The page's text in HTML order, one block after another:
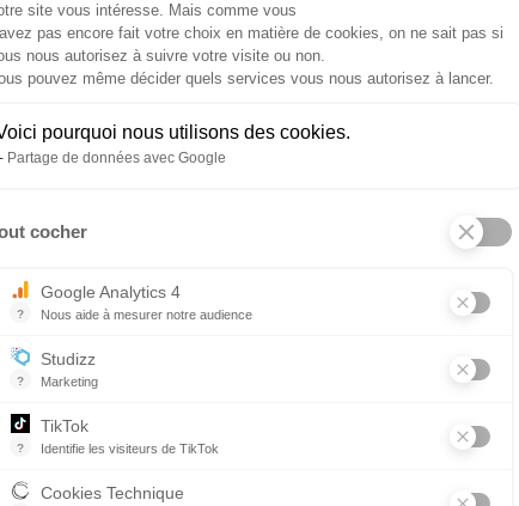
site vous intéresse. Mais comme vous
pas encore fait votre choix en matière de cookies, on ne sait pas si
nous autorisez à suivre votre visite ou non.
pouvez même décider quels services vous nous autorisez à lancer.
pourquoi nous utilisons des cookies.
Partage de données avec Google
cocher
?
Google Analytics 4
Nous aide à mesurer notre audience
?
Studizz
Marketing
?
TikTok
Identifie les visiteurs de TikTok
Cookies Technique
COLLECTIF